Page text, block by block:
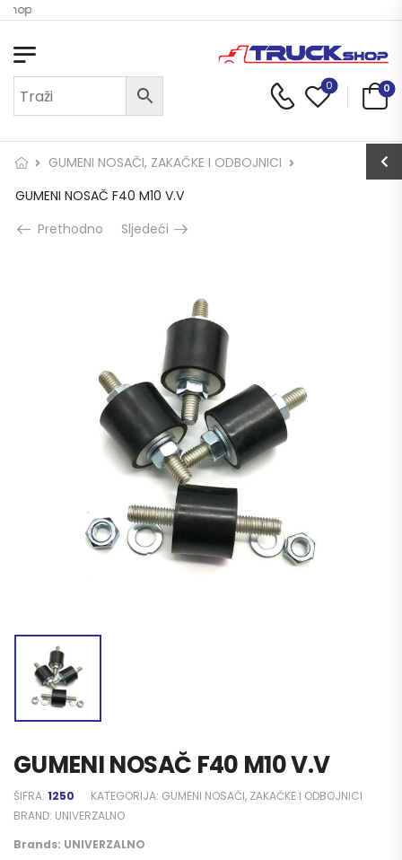
0 0
GUMENI NOSAČI, ZAKAČKE I ODBOJNICI
GUMENI NOSAČ F40 M10 V.V
Prethodno
Sljedeći
GUMENI NOSAČ F40 M10 V.V
ŠIFRA: 1250 KATEGORIJA: GUMENI NOSAČI, ZAKAČKE I ODBOJNICI
BRAND: UNIVERZALNO
Brands: UNIVERZALNO